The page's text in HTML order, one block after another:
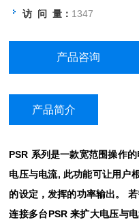
访 问 量： 1347
产品咨询
产品简介
PSR 系列是一款宽范围操作的
电压与电流, 此功能可让用户
的设定，发挥的功率输出。
连接多台 PSR来扩大电压与电